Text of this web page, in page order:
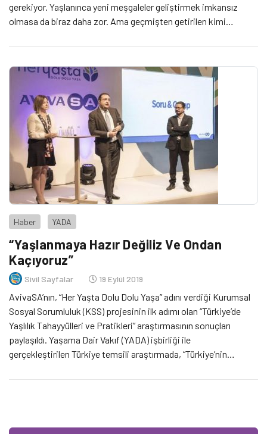
gerekiyor. Yaşlanınca yeni meşgaleler geliştirmek imkansız
olmasa da biraz daha zor. Ama geçmişten getirilen kimi
ilgili kendini geliştirmek daha olası.
Haber YADA
“Yaşlanmaya Hazır Değiliz Ve Ondan
Kaçıyoruz”
Sivil Sayfalar 19 Eylül 2019
AvivaSA’nın, “Her Yaşta Dolu Dolu Yaşa” adını verdiği Kurumsal
Sosyal Sorumluluk (KSS) projesinin ilk adımı olan “Türkiye’de
Yaşlılık Tahayyülleri ve Pratikleri” araştırmasının sonuçları
paylaşıldı. Yaşama Dair Vakıf (YADA) işbirliği ile
gerçekleştirilen Türkiye temsili araştırmada, “Türkiye’nin
yaşlı algısına sahip olunduğu” sonuçları dikkat çekti. “Her Yaşta